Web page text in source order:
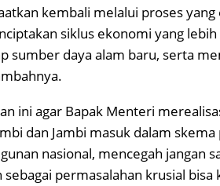
kembali melalui proses
siklus ekonomi yang
sumber daya alam baru, serta
ini agar Bapak Menteri
dan Jambi masuk dalam
nasional, mencegah jangan
sebagai permasalahan krusial